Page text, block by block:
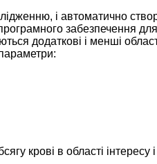
і автоматично
забезпечення для
додаткові і менші
крові в області інтересу